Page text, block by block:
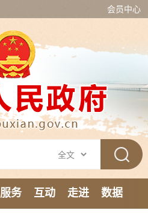
会员中心
服务 互动 走进
数据